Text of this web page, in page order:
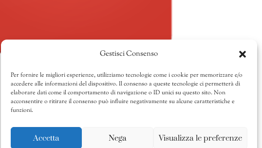
Gestisci Consenso
Per fornire le migliori esperienze, utilizziamo tecnologie come i cookie per memorizzare e/o
accedere alle informazioni del dispositivo. Il consenso a queste tecnologie ci permetterà di
elaborare dati come il comportamento di navigazione o ID unici su questo sito. Non
acconsentire o ritirare il consenso può influire negativamente su alcune caratteristiche e
funzioni.
Accetta Nega Visualizza le preferenze